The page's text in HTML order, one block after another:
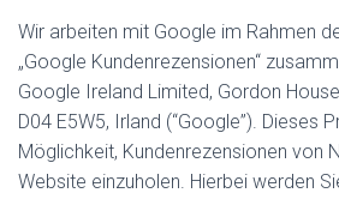
Wir arbeiten mit Google im Rahmen
„Google Kundenrezensionen“
Google Ireland Limited, Gordon
D04 E5W5, Irland (“Google”). Dieses
Möglichkeit, Kundenrezensionen von
Website einzuholen. Hierbei werden